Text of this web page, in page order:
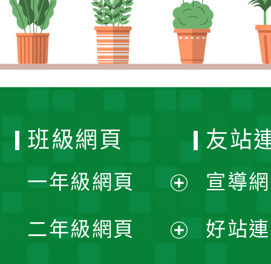
班級網頁
一年級網頁
開
二年級網頁
友站
宣導
好站